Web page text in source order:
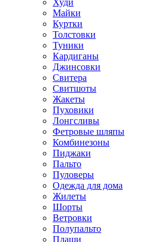
Майки
Куртки
Толстовки
Туники
Кардиганы
Джинсовки
Свитера
Свитшоты
Жакеты
Пуховики
Лонгсливы
Фетровые шляпы
Комбинезоны
Пиджаки
Пальто
Пуловеры
Одежда для дома
Жилеты
Шорты
Ветровки
Полупальто
Плащи